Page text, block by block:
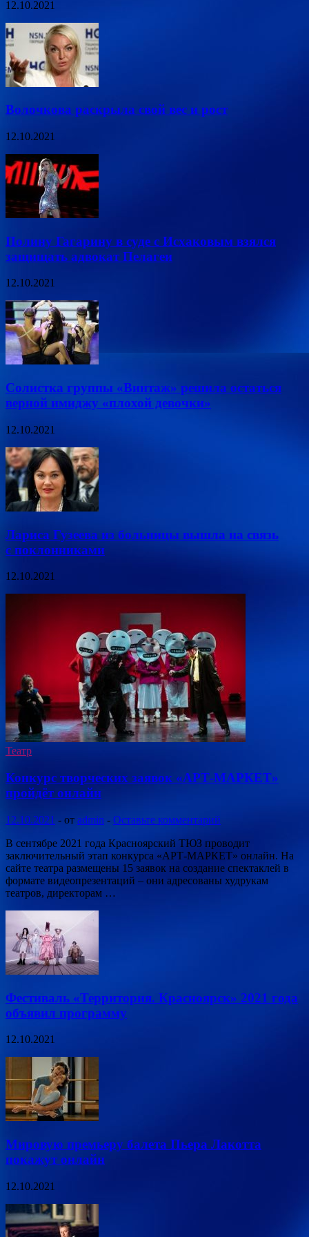
12.10.2021
Волочкова раскрыла свой вес и рост
12.10.2021
Полину Гагарину в суде с Исхаковым взялся
защищать адвокат Пелагеи
12.10.2021
Солистка группы «Винтаж» решила остаться
верной имиджу «плохой девочки»
12.10.2021
Лариса Гузеева из больницы вышла на связь
с поклонниками
12.10.2021
Театр
Конкурс творческих заявок «АРТ-МАРКЕТ»
пройдёт онлайн
12.10.2021 - от admin - Оставьте комментарий
В сентябре 2021 года Красноярский ТЮЗ проводит
заключительный этап конкурса «АРТ-МАРКЕТ» онлайн. На
сайте театра размещены 15 заявок на создание спектаклей в
формате видеопрезентаций – они адресованы худрукам
театров, директорам …
Фестиваль «Территория. Красноярск» 2021 года
объявил программу
12.10.2021
Мировую премьеру балета Пьера Лакотта
покажут онлайн
12.10.2021